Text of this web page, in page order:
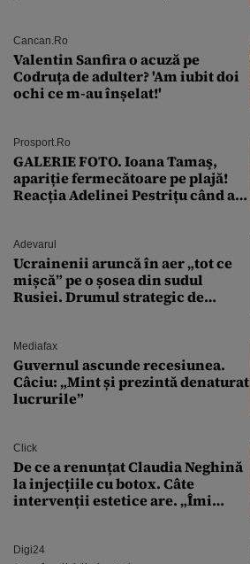
Cancan.ro
Valentin Sanfira o acuză pe
Codruța de adulter? 'Am iubit doi
ochi ce m-au înșelat!'
Prosport.ro
GALERIE FOTO. Ioana Tamaş,
apariție fermecătoare pe plajă!
Reacția Adelinei Pestrițu când a
Adevarul
Ucrainenii aruncă în aer „tot ce
mișcă” pe o șosea din sudul
Rusiei. Drumul strategic de
Mediafax
Guvernul ascunde recesiunea.
Câciu: „Mint și prezintă denaturat
lucrurile”
Click
De ce a renunțat Claudia Neghină
la injecțiile cu botox. Câte
intervenții estetice are. „Îmi
Digi24